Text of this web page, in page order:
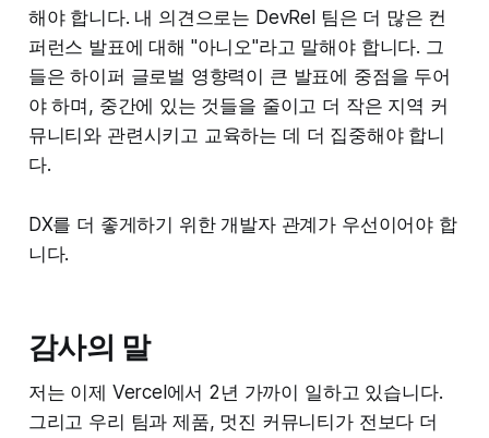
해야 합니다. 내 의견으로는 DevRel 팀은 더 많은 컨
퍼런스 발표에 대해 "아니오"라고 말해야 합니다. 그
들은 하이퍼 글로벌 영향력이 큰 발표에 중점을 두어
야 하며, 중간에 있는 것들을 줄이고 더 작은 지역 커
뮤니티와 관련시키고 교육하는 데 더 집중해야 합니
다.
DX를 더 좋게하기 위한 개발자 관계가 우선이어야 합
니다.
감사의 말
저는 이제 Vercel에서 2년 가까이 일하고 있습니다.
그리고 우리 팀과 제품, 멋진 커뮤니티가 전보다 더